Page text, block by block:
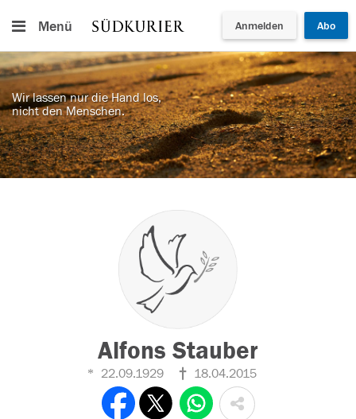
Menü Anmelden Abo
Wir lassen nur die Hand los,
nicht den Menschen.
Alfons Stauber
22.09.1929 18.04.2015